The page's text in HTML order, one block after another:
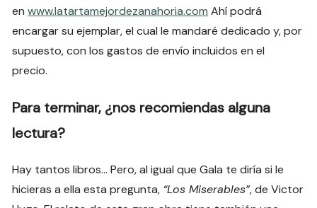
enwww.latartamejordezanahoria.com Ahí podrá
encargar su ejemplar, el cual le mandaré dedicado y, por
supuesto, con los gastos de envío incluidos en el
precio.
Para terminar, ¿nos recomiendas alguna
lectura?
Hay tantos libros… Pero, al igual que Gala te diría si le
hicieras a ella esta pregunta, “Los Miserables”, de Victor